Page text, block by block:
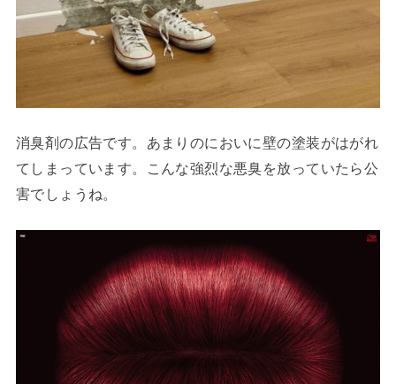
消臭剤の広告です。あまりのにおいに壁の塗装がはがれ
てしまっています。こんな強烈な悪臭を放っていたら公
害でしょうね。